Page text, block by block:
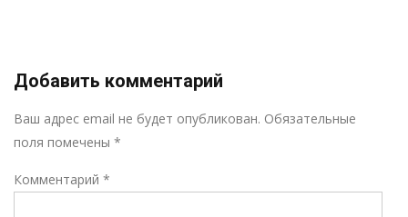
Добавить комментарий
Ваш адрес email не будет опубликован. Обязательные
поля помечены *
Комментарий *